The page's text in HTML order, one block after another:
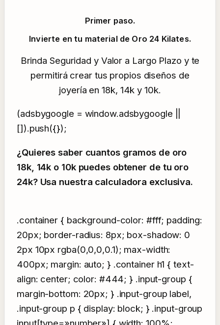
Primer paso.
Invierte en tu material de Oro 24 Kilates.
Brinda Seguridad y Valor a Largo Plazo y te
permitirá crear tus propios diseños de
joyería en 18k, 14k y 10k.
(adsbygoogle = window.adsbygoogle ||
[]).push({});
¿Quieres saber cuantos gramos de oro
18k, 14k o 10k puedes obtener de tu oro
24k? Usa nuestra calculadora exclusiva.
.container { background-color: #fff; padding:
20px; border-radius: 8px; box-shadow: 0
2px 10px rgba(0,0,0,0.1); max-width:
400px; margin: auto; } .container h1 { text-
align: center; color: #444; } .input-group {
margin-bottom: 20px; } .input-group label,
.input-group p { display: block; } .input-group